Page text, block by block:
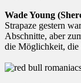
Wade Young
Strapaze gestern
Abschnitte, aber
die Möglichkeit, die